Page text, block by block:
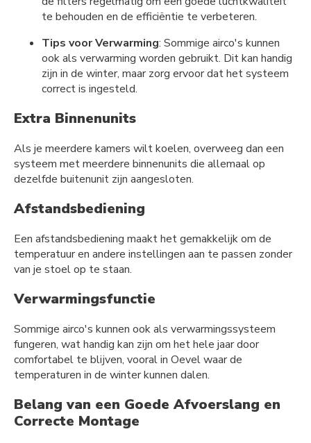
te behouden en de efficiëntie te verbeteren.
Tips voor Verwarming: Sommige airco's kunnen
ook als verwarming worden gebruikt. Dit kan handig
zijn in de winter, maar zorg ervoor dat het systeem
correct is ingesteld.
Extra Binnenunits
Als je meerdere kamers wilt koelen, overweeg dan een
systeem met meerdere binnenunits die allemaal op
dezelfde buitenunit zijn aangesloten.
Afstandsbediening
Een afstandsbediening maakt het gemakkelijk om de
temperatuur en andere instellingen aan te passen zonder
van je stoel op te staan.
Verwarmingsfunctie
Sommige airco's kunnen ook als verwarmingssysteem
fungeren, wat handig kan zijn om het hele jaar door
comfortabel te blijven, vooral in Oevel waar de
temperaturen in de winter kunnen dalen.
Belang van een Goede Afvoerslang en
Correcte Montage